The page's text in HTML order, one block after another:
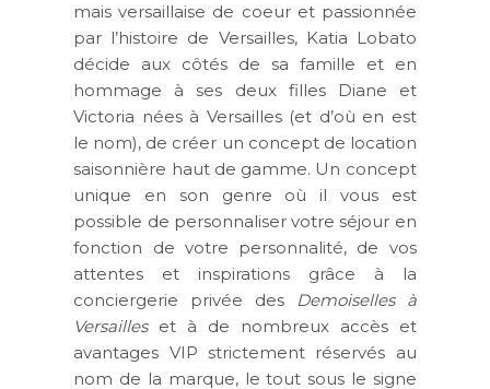
mais versaillaise de coeur et passionnée
par l’histoire de Versailles, Katia Lobato
décide aux côtés de sa famille et en
hommage à ses deux filles Diane et
Victoria nées à Versailles (et d’où en est
le nom), de créer un concept de location
saisonnière haut de gamme. Un concept
unique en son genre où il vous est
possible de personnaliser votre séjour en
fonction de votre personnalité, de vos
attentes et inspirations grâce à la
conciergerie privée des
Demoiselles à
Versailleset à de nombreux accès et
avantages VIP strictement réservés au
nom de la marque, le tout sous le signe